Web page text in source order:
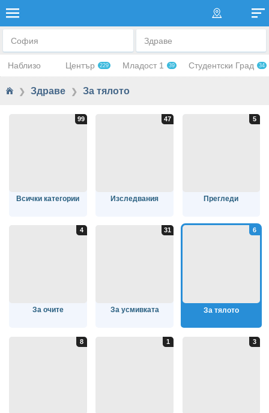
София Здраве
Наблизо Център 229 Младост 1 39 Студентски Град 34
❯ Здраве ❯ За тялото
Всички категории Изследвания Прегледи
За очите За усмивката За тялото